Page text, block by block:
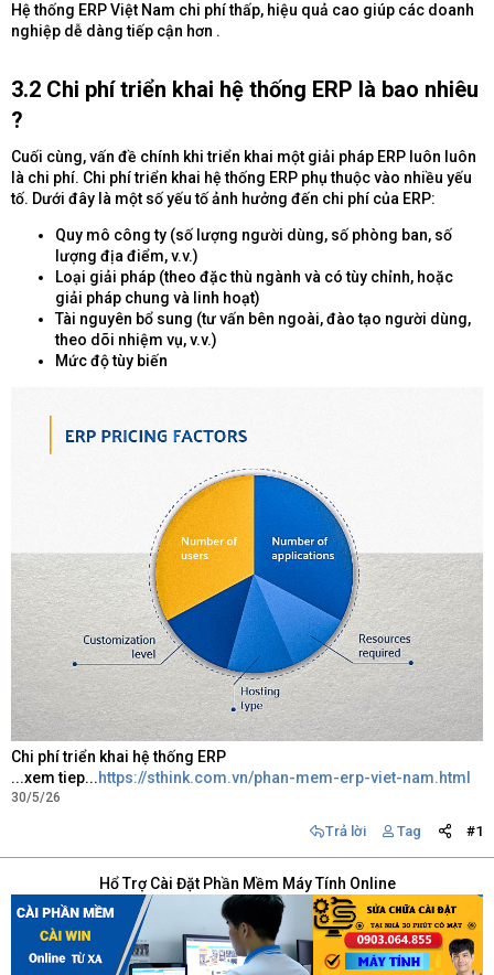
Hệ thống ERP Việt Nam chi phí thấp, hiệu quả cao giúp các doanh
nghiệp dễ dàng tiếp cận hơn .
3.2 Chi phí triển khai hệ thống ERP là bao nhiêu
?​
Cuối cùng, vấn đề chính khi triển khai một giải pháp ERP luôn luôn
là chi phí. Chi phí triển khai hệ thống ERP phụ thuộc vào nhiều yếu
tố. Dưới đây là một số yếu tố ảnh hưởng đến chi phí của ERP:
Quy mô công ty (số lượng người dùng, số phòng ban, số
lượng địa điểm, v.v.)
Loại giải pháp (theo đặc thù ngành và có tùy chỉnh, hoặc
giải pháp chung và linh hoạt)
Tài nguyên bổ sung (tư vấn bên ngoài, đào tạo người dùng,
theo dõi nhiệm vụ, v.v.)
Mức độ tùy biến
Chi phí triển khai hệ thống ERP
...xem tiep...https://sthink.com.vn/phan-mem-erp-viet-nam.html
30/5/26
Trả lời Tag #1
Hổ Trợ Cài Đặt Phần Mềm Máy Tính Online